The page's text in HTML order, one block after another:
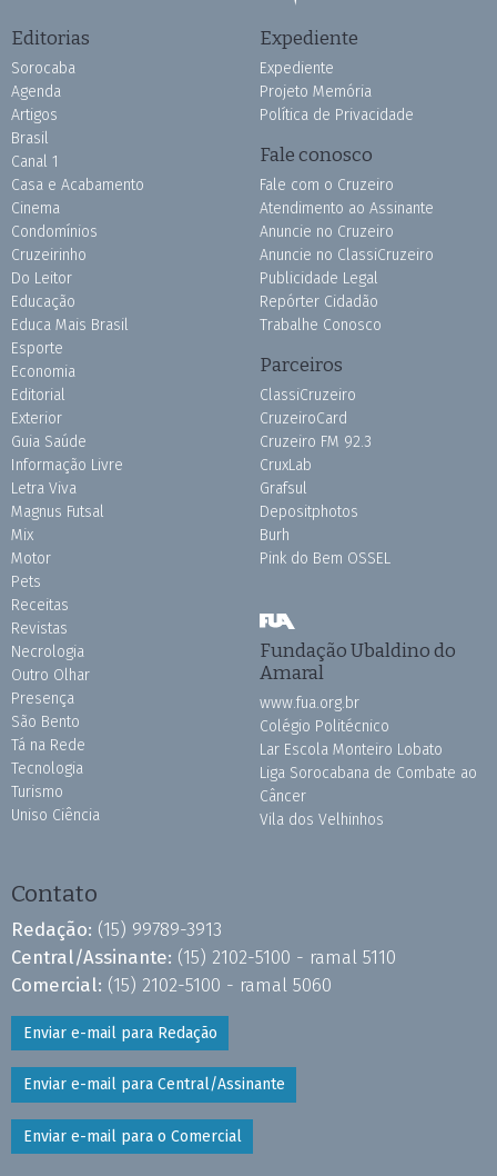
Editorias
Sorocaba
Agenda
Artigos
Brasil
Canal 1
Casa e Acabamento
Cinema
Condomínios
Cruzeirinho
Do Leitor
Educação
Educa Mais Brasil
Esporte
Economia
Editorial
Exterior
Guia Saúde
Informação Livre
Letra Viva
Magnus Futsal
Mix
Motor
Pets
Receitas
Revistas
Necrologia
Outro Olhar
Presença
São Bento
Tá na Rede
Tecnologia
Turismo
Uniso Ciência
Expediente
Expediente
Projeto Memória
Política de Privacidade
Fale conosco
Fale com o Cruzeiro
Atendimento ao Assinante
Anuncie no Cruzeiro
Anuncie no ClassiCruzeiro
Publicidade Legal
Repórter Cidadão
Trabalhe Conosco
Parceiros
ClassiCruzeiro
CruzeiroCard
Cruzeiro FM 92.3
CruxLab
Grafsul
Depositphotos
Burh
Pink do Bem OSSEL
Fundação Ubaldino do
Amaral
www.fua.org.br
Colégio Politécnico
Lar Escola Monteiro Lobato
Liga Sorocabana de Combate ao
Câncer
Vila dos Velhinhos
Contato
Redação: (15) 99789-3913
Central/Assinante: (15) 2102-5100 - ramal 5110
Comercial: (15) 2102-5100 - ramal 5060
Enviar e-mail para Redação
Enviar e-mail para Central/Assinante
Enviar e-mail para o Comercial